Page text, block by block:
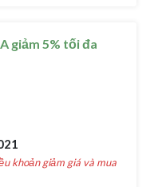
giảm 5% tối đa
khoản giảm giá và mua